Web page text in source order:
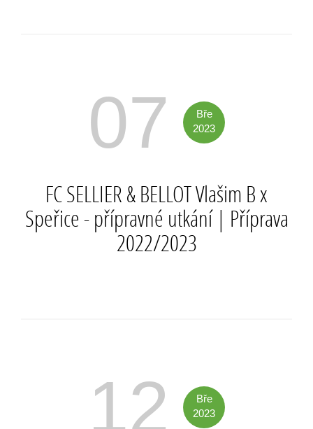
07
Bře
2023
FC SELLIER & BELLOT Vlašim B x
Speřice - přípravné utkání | Příprava
2022/2023
12
Bře
2023